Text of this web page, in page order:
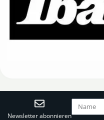
Newsletter abonnieren